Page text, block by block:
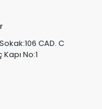
CAD. C
No:1